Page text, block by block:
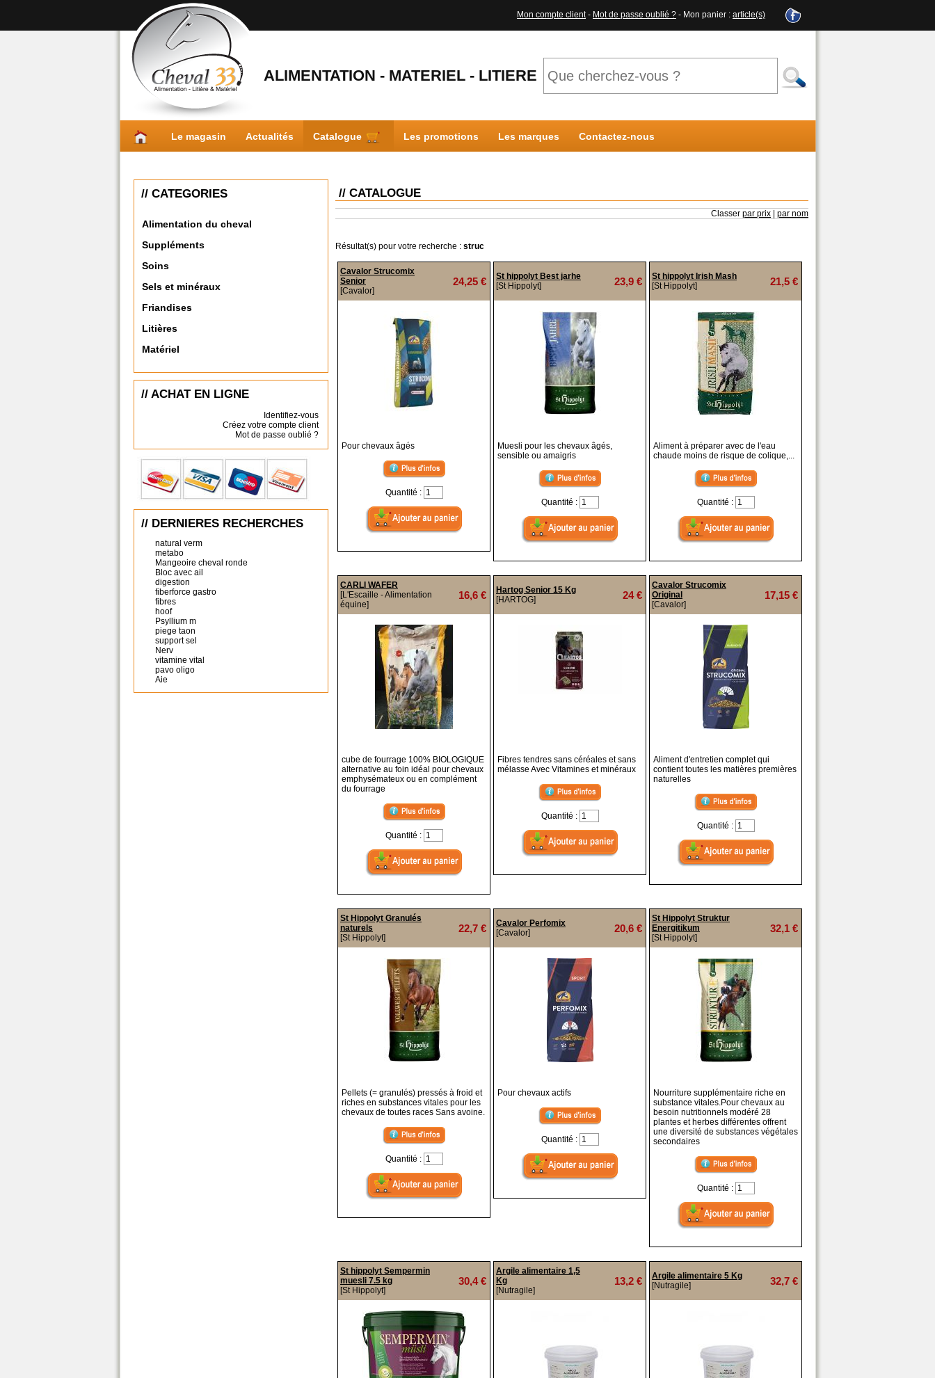
Mon compte client- Mot de passe oublié ? - Mon panier : article(s)
ALIMENTATION - MATERIEL - LITIERE
Le magasin Actualités Catalogue Les promotions Les marques Contactez-nous
// CATEGORIES
Alimentation du cheval
Suppléments
Soins
Sels et minéraux
Friandises
Litières
Matériel
// ACHAT EN LIGNE
Identifiez-vous
Créez votre compte client
Mot de passe oublié ?
// DERNIERES RECHERCHES
natural verm
metabo
Mangeoire cheval ronde
Bloc avec ail
digestion
fiberforce gastro
fibres
hoof
Psyllium m
piege taon
support sel
Nerv
vitamine vital
pavo oligo
Aie
// CATALOGUE
Classer par prix par nom
Résultat(s) pour votre recherche : struc
Cavalor Strucomix
Senior
[Cavalor]
24,25 €
Pour chevaux âgés
Quantité :
St hippolyt Best jarhe
[St Hippolyt]
23,9 €
Muesli pour les chevaux âgés,
sensible ou amaigris
Quantité :
St hippolyt Irish Mash
[St Hippolyt]
21,5 €
Aliment à préparer avec de l'eau
chaude moins de risque de colique,...
Quantité :
CARLI WAFER
[L'Escaille - Alimentation
équine]
16,6 €
cube de fourrage 100% BIOLOGIQUE
alternative au foin idéal pour chevaux
emphysémateux ou en complément
du fourrage
Quantité :
Hartog Senior 15 Kg
[HARTOG]
24 €
Fibres tendres sans céréales et sans
mélasse Avec Vitamines et minéraux
Quantité :
Cavalor Strucomix
Original
[Cavalor]
17,15 €
Aliment d'entretien complet qui
contient toutes les matières premières
naturelles
Quantité :
St Hippolyt Granulés
naturels
[St Hippolyt]
22,7 €
Pellets (= granulés) pressés à froid et
riches en substances vitales pour les
chevaux de toutes races Sans avoine.
Quantité :
Cavalor Perfomix
[Cavalor]
20,6 €
Pour chevaux actifs
Quantité :
St Hippolyt Struktur
Energitikum
[St Hippolyt]
32,1 €
Nourriture supplémentaire riche en
substance vitales.Pour chevaux au
besoin nutritionnels modéré 28
plantes et herbes différentes offrent
une diversité de substances végétales
secondaires
Quantité :
St hippolyt Sempermin
muesli 7.5 kg
[St Hippolyt]
30,4 €
Argile alimentaire 1,5
Kg
[Nutragile]
13,2 €
Argile alimentaire 5 Kg
[Nutragile]
32,7 €